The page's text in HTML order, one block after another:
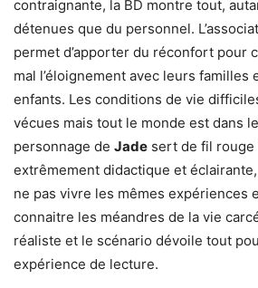
contraignante, la BD montre tout,
détenues que du personnel.
permet d’apporter du réconfort pour
mal l’éloignement avec leurs familles
enfants. Les conditions de vie
vécues mais tout le monde est dans
personnage de Jade sert de fil rouge
extrêmement didactique et
ne pas vivre les mêmes expériences
connaitre les méandres de la vie
réaliste et le scénario dévoile tout
expérience de lecture.